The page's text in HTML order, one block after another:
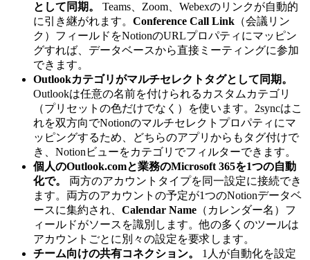
として同期。
Teams、Zoom、Webexのリンクが自動的
に引き継がれます。 Conference Call Link （会議リン
ク）フィールドをNotionのURLプロパティにマッピン
グすれば、データベースから直接ミーティングに参加
できます。
Outlookカテゴリがマルチセレクトタグとして同期。
Outlookは任意の名前を付けられるカスタムカテゴリ
（プリセットの色だけでなく）を使います。2syncはこ
れを双方向でNotionのマルチセレクトプロパティにマ
ッピングするため、どちらのアプリからもタグ付けで
き、Notionビューをカテゴリでフィルターできます。
個人のOutlook.comと業務のMicrosoft 365を1つの自動
化で。
両方のアカウントタイプを同一設定に接続でき
ます。両方のアカウントの予定が1つのNotionデータベ
ースに集約され、 Calendar Name （カレンダー名）フ
ィールドがソースを識別します。他の多くのツールは
アカウントごとに別々の設定を要求します。
チーム向けの共有コネクション。
1人が自動化を設定